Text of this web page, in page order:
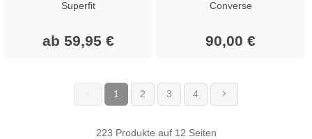
Superfit
ab 59,95 €
Converse
90,00 €
1 (current)
2 3 4
223 Produkte auf 12 Seiten